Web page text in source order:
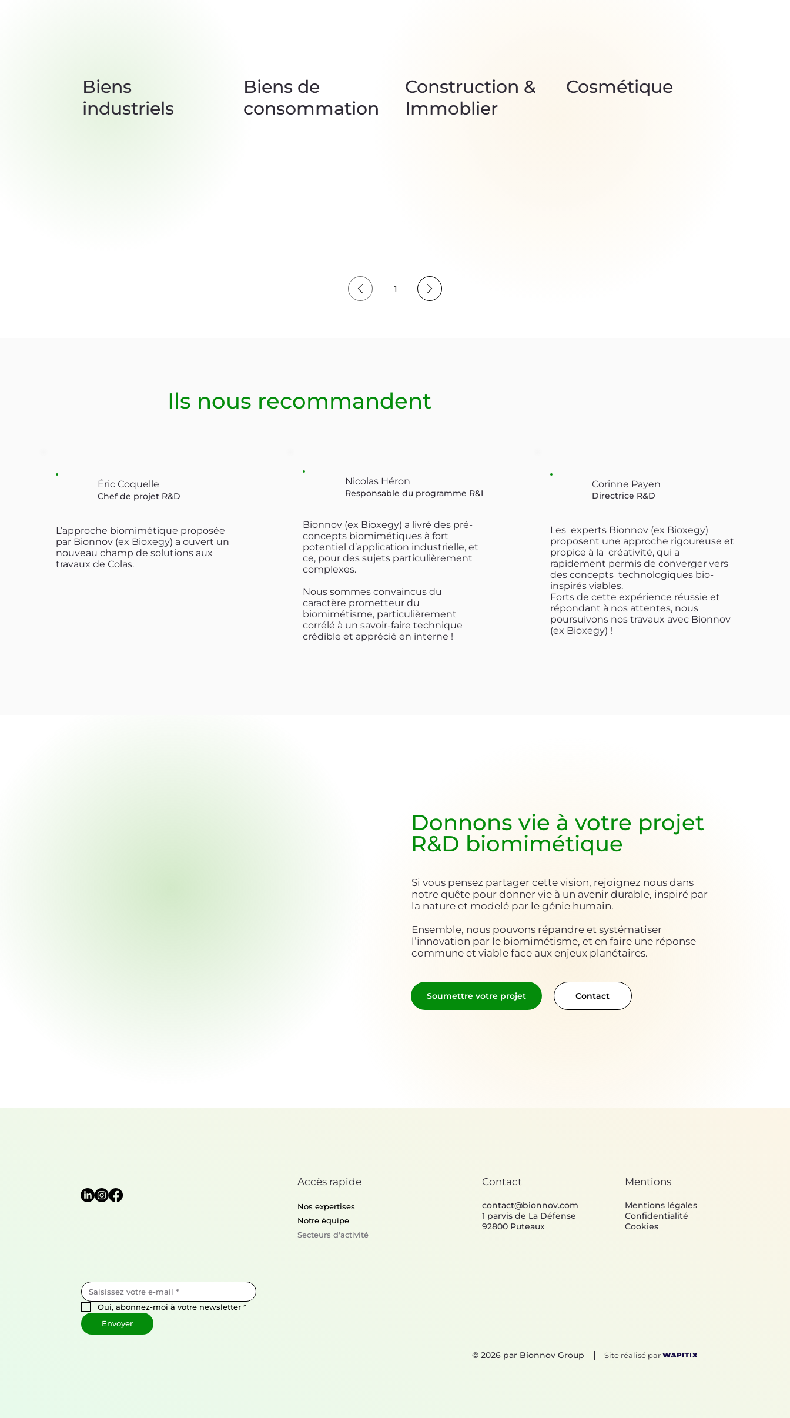
Biens
industriels
Biens de
consommation
Construction &
Immoblier
Cosmétique
1Page
Ils nous recommandent
Éric Coquelle
Chef de projet R&D
L’approche biomimétique proposée
par Bionnov (ex Bioxegy) a ouvert un
nouveau champ de solutions aux
travaux de Colas.
Nicolas Héron
Responsable du programme R&I
Bionnov (ex Bioxegy) a livré des pré-
concepts biomimétiques à fort
potentiel d’application industrielle, et
ce, pour des sujets particulièrement
complexes.
Nous sommes convaincus du
caractère prometteur du
biomimétisme, particulièrement
corrélé à un savoir-faire technique
crédible et apprécié en interne !
Corinne Payen
Directrice R&D
Les experts Bionnov (ex Bioxegy)
proposent une approche rigoureuse et
propice à la créativité, qui a
rapidement permis de converger vers
des concepts technologiques bio-
inspirés viables.
Forts de cette expérience réussie et
répondant à nos attentes, nous
poursuivons nos travaux avec Bionnov
(ex Bioxegy) !
Donnons vie à votre projet
R&D biomimétique
Si vous pensez partager cette vision, rejoignez nous dans
notre quête pour donner vie à un avenir durable, inspiré par
la nature et modelé par le génie humain.
Ensemble, nous pouvons répandre et systématiser
l’innovation par le biomimétisme, et en faire une réponse
commune et viable face aux enjeux planétaires.
Soumettre votre projet Contact
© 2026 par Bionnov Group Site réalisé par
Oui, abonnez-moi à votre newsletter *
Envoyer
Accès rapide
Nos expertises
Notre équipe
Secteurs d'activité
Contact
contact@bionnov.com
1 parvis de La Défense
92800 Puteaux
Mentions
Mentions légales
Confidentialité
Cookies